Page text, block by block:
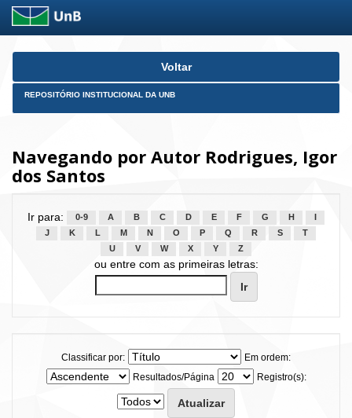
Skip
Voltar
REPOSITÓRIO INSTITUCIONAL DA UNB
Navegando por Autor Rodrigues, Igor
dos Santos
Ir para: 0-9 A B C D E F G H
J
K L M N O P Q R S
T
U
V W X Y Z
ou entre com as primeiras letras:
Classificar por:
Em ordem:
Resultados/Página
Registro(s):